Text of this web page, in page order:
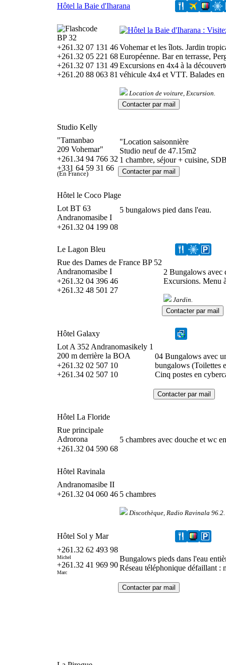
Hôtel la Baie d'Iharana
BP 32
+261.32 07 131 46
+261.32 05 221 68
+261.32 07 131 49
+261.20 88 063 81
Vohemar et les îlots. Jardin
Européenne. Bar en terrasse,
Excursions en 4x4 à la
véhicule 4x4 et VTT. Balades
Location de voiture, Excursion.
Studio Kelly
"Tamanbao
209 Vohemar"
+261.34 94 766 32
+331 64 59 31 66
(En France)
"Location saisonnière
Studio neuf de 47.15m2
1 chambre, séjour + cuisine,
Hôtel le Coco Plage
Lot BT 63
Andranomasibe I
+261.32 04 199 08
5 bungalows pied dans l'eau.
Le Lagon Bleu
Rue des Dames de France BP 52
Andranomasibe I
+261.32 04 396 46
+261.32 48 501 27
2 Bungalows avec
Excursions. Menu
Jardin.
Hôtel Galaxy
Lot A 352 Andranomasikely 1
200 m derrière la BOA
+261.32 02 507 10
+261.34 02 507 10
04 Bungalows avec
bungalows (Toilettes
Cinq postes en
Hôtel La Floride
Rue principale
Adrorona
+261.32 04 590 68
5 chambres avec douche et wc
Hôtel Ravinala
Andranomasibe II
+261.32 04 060 46 5 chambres
Discothèque, Radio Ravinala 96.2.
Hôtel Sol y Mar
+261.32 62 493 98
Michel
+261.32 41 969 90
Marc
Bungalows pieds dans l'eau
Réseau téléphonique défaillant :